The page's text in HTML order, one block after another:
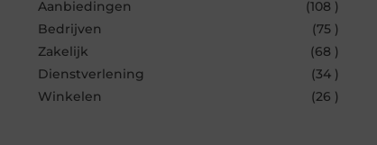
Aanbiedingen
(108 )
Bedrijven
(75 )
Zakelijk
(68 )
Dienstverlening
(34 )
Winkelen
(26 )